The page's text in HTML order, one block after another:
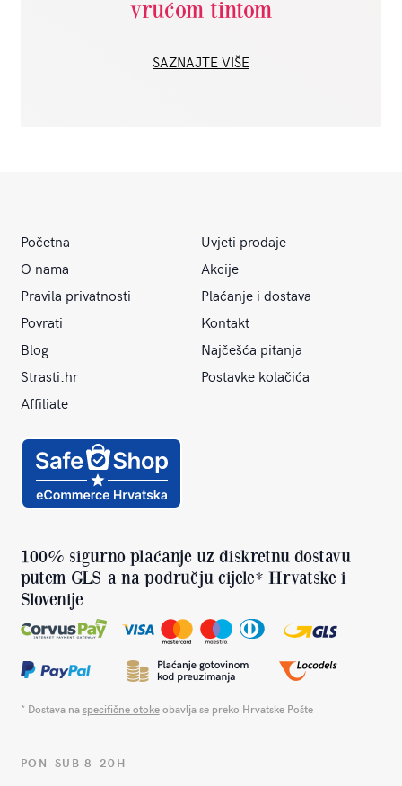
vrućom tintom
SAZNAJTE VIŠE
Početna
Uvjeti prodaje
O nama
Akcije
Pravila privatnosti
Plaćanje i dostava
Povrati
Kontakt
Blog
Najčešća pitanja
Strasti.hr
Postavke kolačića
Affiliate
100% sigurno plaćanje uz diskretnu dostavu
putem GLS-a na području cijele* Hrvatske i
Slovenije
* Dostava naspecifične otokeobavlja se preko Hrvatske Pošte
PON-SUB 8-20H